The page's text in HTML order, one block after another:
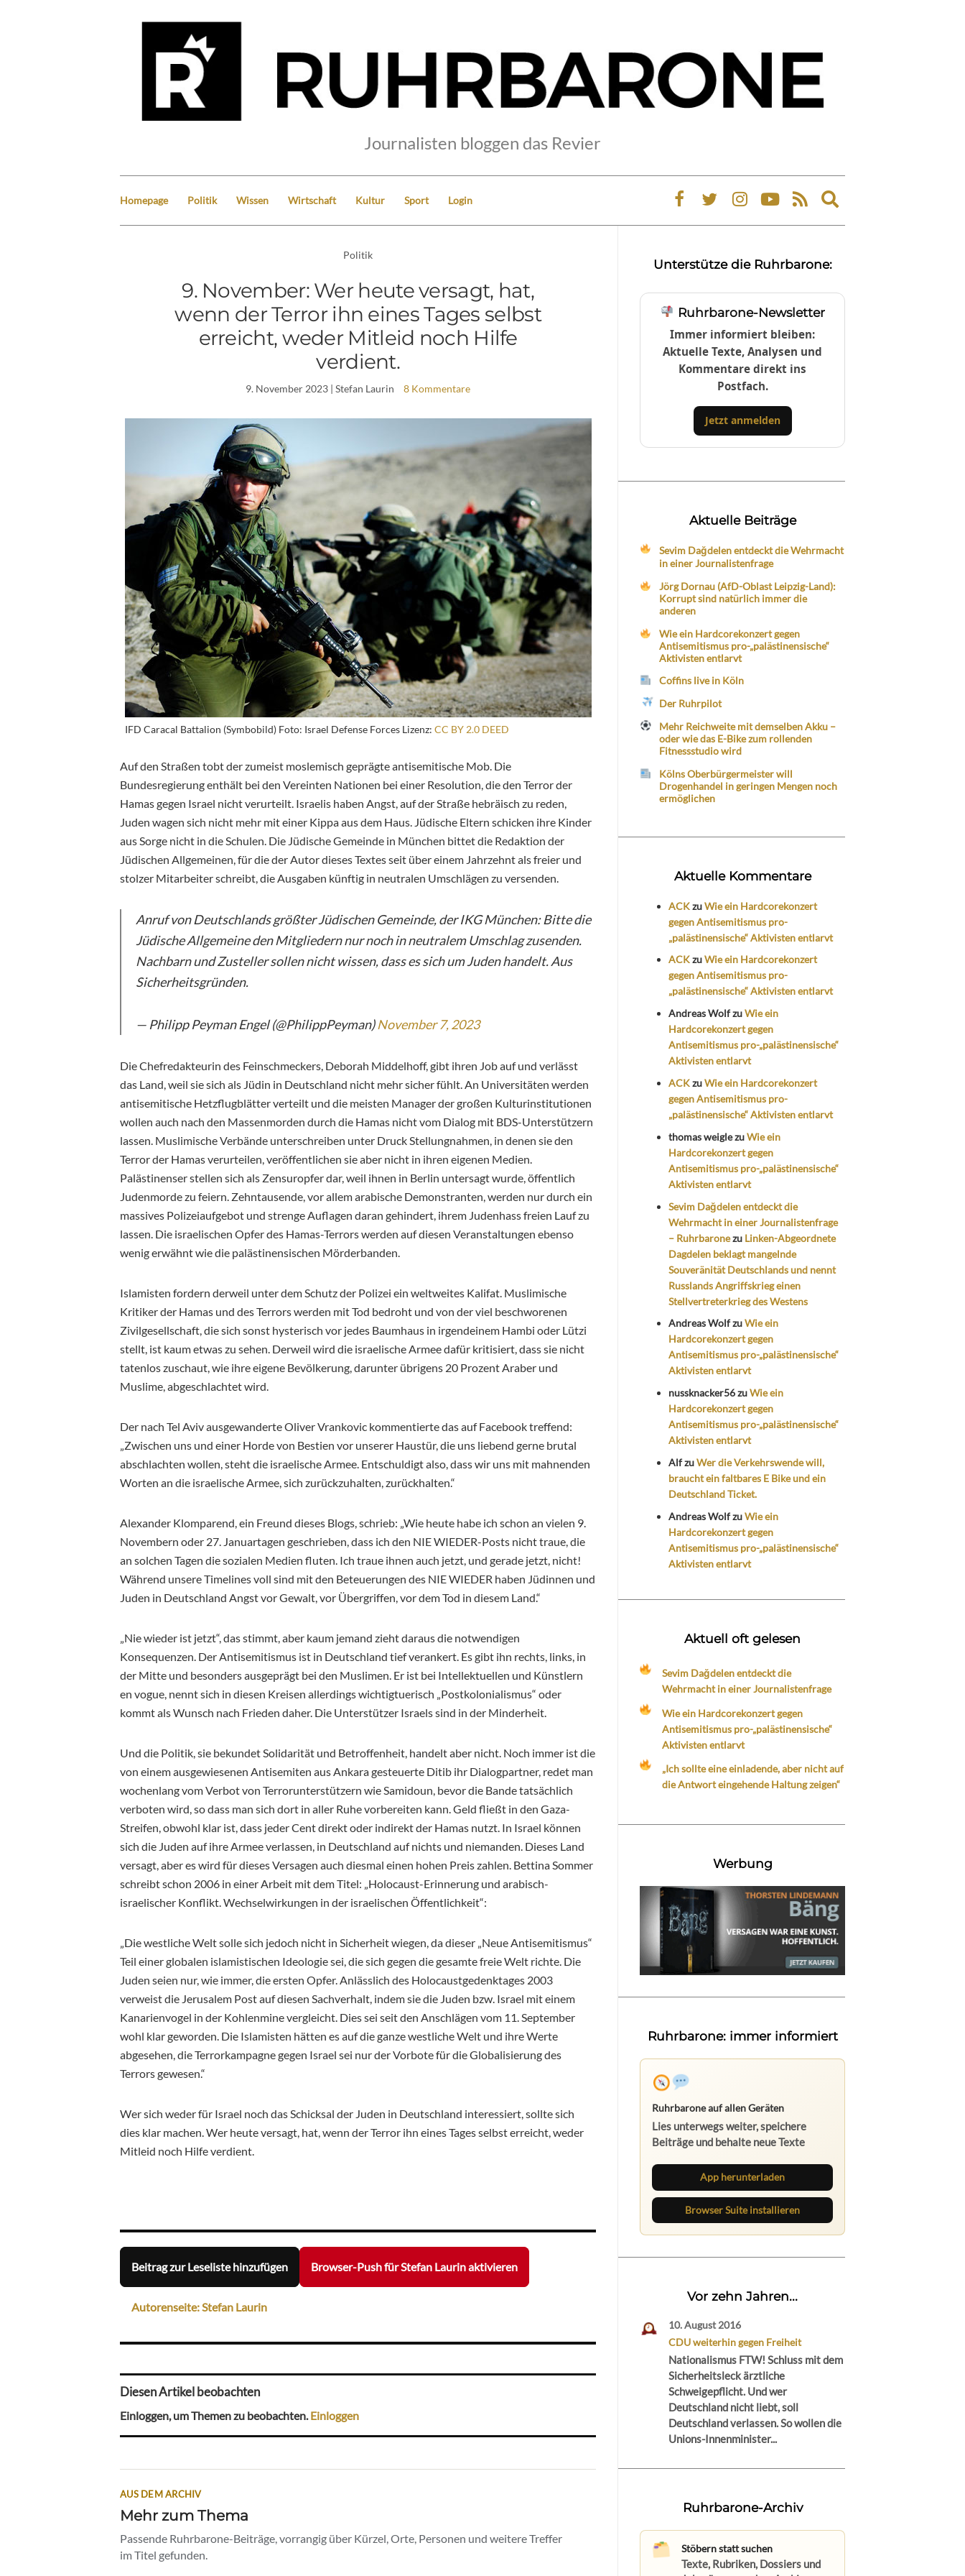
Journalisten bloggen das Revier
Homepage Politik Wissen Wirtschaft Kultur Sport Login
Expand
search
Politik
9. November: Wer heute versagt, hat,
wenn der Terror ihn eines Tages selbst
erreicht, weder Mitleid noch Hilfe
verdient.
9. November 2023 | Stefan Laurin 8 Kommentare
IFD Caracal Battalion (Symbobild) Foto: Israel Defense Forces Lizenz: CC BY 2.0 DEED
Auf den Straßen tobt der zumeist moslemisch geprägte antisemitische Mob. Die
Bundesregierung enthält bei den Vereinten Nationen bei einer Resolution, die den Terror der
Hamas gegen Israel nicht verurteilt. Israelis haben Angst, auf der Straße hebräisch zu reden,
Juden wagen sich nicht mehr mit einer Kippa aus dem Haus. Jüdische Eltern schicken ihre Kinder
aus Sorge nicht in die Schulen. Die Jüdische Gemeinde in München bittet die Redaktion der
Jüdischen Allgemeinen, für die der Autor dieses Textes seit über einem Jahrzehnt als freier und
stolzer Mitarbeiter schreibt, die Ausgaben künftig in neutralen Umschlägen zu versenden.
Anruf von Deutschlands größter Jüdischen Gemeinde, der IKG München: Bitte die
Jüdische Allgemeine den Mitgliedern nur noch in neutralem Umschlag zusenden.
Nachbarn und Zusteller sollen nicht wissen, dass es sich um Juden handelt. Aus
Sicherheitsgründen.
— Philipp Peyman Engel (@PhilippPeyman)November 7, 2023
Die Chefredakteurin des Feinschmeckers, Deborah Middelhoff, gibt ihren Job auf und verlässt
das Land, weil sie sich als Jüdin in Deutschland nicht mehr sicher fühlt. An Universitäten werden
antisemitische Hetzflugblätter verteilt und die meisten Manager der großen Kulturinstitutionen
wollen auch nach den Massenmorden durch die Hamas nicht vom Dialog mit BDS-Unterstützern
lassen. Muslimische Verbände unterschreiben unter Druck Stellungnahmen, in denen sie den
Terror der Hamas verurteilen, veröffentlichen sie aber nicht in ihren eigenen Medien.
Palästinenser stellen sich als Zensuropfer dar, weil ihnen in Berlin untersagt wurde, öffentlich
Judenmorde zu feiern. Zehntausende, vor allem arabische Demonstranten, werden nur durch ein
massives Polizeiaufgebot und strenge Auflagen daran gehindert, ihrem Judenhass freien Lauf zu
lassen. Die israelischen Opfer des Hamas-Terrors werden auf diesen Veranstaltungen ebenso
wenig erwähnt wie die palästinensischen Mörderbanden.
Islamisten fordern derweil unter dem Schutz der Polizei ein weltweites Kalifat. Muslimische
Kritiker der Hamas und des Terrors werden mit Tod bedroht und von der viel beschworenen
Zivilgesellschaft, die sich sonst hysterisch vor jedes Baumhaus in irgendeinem Hambi oder Lützi
stellt, ist kaum etwas zu sehen. Derweil wird die israelische Armee dafür kritisiert, dass sie nicht
tatenlos zuschaut, wie ihre eigene Bevölkerung, darunter übrigens 20 Prozent Araber und
Muslime, abgeschlachtet wird.
Der nach Tel Aviv ausgewanderte Oliver Vrankovic kommentierte das auf Facebook treffend:
„Zwischen uns und einer Horde von Bestien vor unserer Haustür, die uns liebend gerne brutal
abschlachten wollen, steht die israelische Armee. Entschuldigt also, dass wir uns mit mahnenden
Worten an die israelische Armee, sich zurückzuhalten, zurückhalten.“
Alexander Klomparend, ein Freund dieses Blogs, schrieb: „Wie heute habe ich schon an vielen 9.
Novembern oder 27. Januartagen geschrieben, dass ich den NIE WIEDER-Posts nicht traue, die
an solchen Tagen die sozialen Medien fluten. Ich traue ihnen auch jetzt, und gerade jetzt, nicht!
Während unsere Timelines voll sind mit den Beteuerungen des NIE WIEDER haben Jüdinnen und
Juden in Deutschland Angst vor Gewalt, vor Übergriffen, vor dem Tod in diesem Land.“
„Nie wieder ist jetzt“, das stimmt, aber kaum jemand zieht daraus die notwendigen
Konsequenzen. Der Antisemitismus ist in Deutschland tief verankert. Es gibt ihn rechts, links, in
der Mitte und besonders ausgeprägt bei den Muslimen. Er ist bei Intellektuellen und Künstlern
en vogue, nennt sich in diesen Kreisen allerdings wichtigtuerisch „Postkolonialismus“ oder
kommt als Wunsch nach Frieden daher. Die Unterstützer Israels sind in der Minderheit.
Und die Politik, sie bekundet Solidarität und Betroffenheit, handelt aber nicht. Noch immer ist die
von einem ausgewiesenen Antisemiten aus Ankara gesteuerte Ditib ihr Dialogpartner, redet man
wochenlang vom Verbot von Terrorunterstützern wie Samidoun, bevor die Bande tatsächlich
verboten wird, so dass man sich dort in aller Ruhe vorbereiten kann. Geld fließt in den Gaza-
Streifen, obwohl klar ist, dass jeder Cent direkt oder indirekt der Hamas nutzt. In Israel können
sich die Juden auf ihre Armee verlassen, in Deutschland auf nichts und niemanden. Dieses Land
versagt, aber es wird für dieses Versagen auch diesmal einen hohen Preis zahlen. Bettina Sommer
schreibt schon 2006 in einer Arbeit mit dem Titel: „Holocaust-Erinnerung und arabisch-
israelischer Konflikt. Wechselwirkungen in der israelischen Öffentlichkeit“:
„Die westliche Welt solle sich jedoch nicht in Sicherheit wiegen, da dieser „Neue Antisemitismus“
Teil einer globalen islamistischen Ideologie sei, die sich gegen die gesamte freie Welt richte. Die
Juden seien nur, wie immer, die ersten Opfer. Anlässlich des Holocaustgedenktages 2003
verweist die Jerusalem Post auf diesen Sachverhalt, indem sie die Juden bzw. Israel mit einem
Kanarienvogel in der Kohlenmine vergleicht. Dies sei seit den Anschlägen vom 11. September
wohl klar geworden. Die Islamisten hätten es auf die ganze westliche Welt und ihre Werte
abgesehen, die Terrorkampagne gegen Israel sei nur der Vorbote für die Globalisierung des
Terrors gewesen.“
Wer sich weder für Israel noch das Schicksal der Juden in Deutschland interessiert, sollte sich
dies klar machen. Wer heute versagt, hat, wenn der Terror ihn eines Tages selbst erreicht, weder
Mitleid noch Hilfe verdient.
Beitrag zur Leseliste hinzufügen Browser-Push für Stefan Laurin aktivieren
Autorenseite: Stefan Laurin
Diesen Artikel beobachten
Einloggen, um Themen zu beobachten.Einloggen
AUS DEM ARCHIV
Mehr zum Thema
Passende Ruhrbarone-Beiträge, vorrangig über Kürzel, Orte, Personen und weitere Treffer
im Titel gefunden.
Unterstütze die Ruhrbarone:
Ruhrbarone-Newsletter
Immer informiert bleiben:
Aktuelle Texte, Analysen und
Kommentare direkt ins
Postfach.
Jetzt anmelden
Aktuelle Beiträge
Sevim Dağdelen entdeckt die Wehrmacht
in einer Journalistenfrage
Jörg Dornau (AfD-Oblast Leipzig-Land):
Korrupt sind natürlich immer die
anderen
Wie ein Hardcorekonzert gegen
Antisemitismus pro-„palästinensische“
Aktivisten entlarvt
Coffins live in Köln
Der Ruhrpilot
Mehr Reichweite mit demselben Akku –
oder wie das E-Bike zum rollenden
Fitnessstudio wird
Kölns Oberbürgermeister will
Drogenhandel in geringen Mengen noch
ermöglichen
Aktuelle Kommentare
ACKzuWie ein Hardcorekonzert
gegen Antisemitismus pro-
„palästinensische“ Aktivisten entlarvt
ACKzuWie ein Hardcorekonzert
gegen Antisemitismus pro-
„palästinensische“ Aktivisten entlarvt
Andreas WolfzuWie ein
Hardcorekonzert gegen
Antisemitismus pro-„palästinensische“
Aktivisten entlarvt
ACKzuWie ein Hardcorekonzert
gegen Antisemitismus pro-
„palästinensische“ Aktivisten entlarvt
thomas weiglezuWie ein
Hardcorekonzert gegen
Antisemitismus pro-„palästinensische“
Aktivisten entlarvt
Sevim Dağdelen entdeckt die
Wehrmacht in einer Journalistenfrage
– Ruhrbaronezu Linken-Abgeordnete
Dagdelen beklagt mangelnde
Souveränität Deutschlands und nennt
Russlands Angriffskrieg einen
Stellvertreterkrieg des Westens
Andreas WolfzuWie ein
Hardcorekonzert gegen
Antisemitismus pro-„palästinensische“
Aktivisten entlarvt
nussknacker56zuWie ein
Hardcorekonzert gegen
Antisemitismus pro-„palästinensische“
Aktivisten entlarvt
AlfzuWer die Verkehrswende will,
braucht ein faltbares E Bike und ein
Deutschland Ticket.
Andreas WolfzuWie ein
Hardcorekonzert gegen
Antisemitismus pro-„palästinensische“
Aktivisten entlarvt
Aktuell oft gelesen
Sevim Dağdelen entdeckt die
Wehrmacht in einer Journalistenfrage
Wie ein Hardcorekonzert gegen
Antisemitismus pro-„palästinensische“
Aktivisten entlarvt
„Ich sollte eine einladende, aber nicht auf
die Antwort eingehende Haltung zeigen“
Werbung
Ruhrbarone: immer informiert
Ruhrbarone auf allen Geräten
Lies unterwegs weiter, speichere
Beiträge und behalte neue Texte
App herunterladen
Browser Suite installieren
Vor zehn Jahren...
10. August 2016
CDU weiterhin gegen Freiheit
Nationalismus FTW! Schluss mit dem
Sicherheitsleck ärztliche
Schweigepflicht. Und wer
Deutschland nicht liebt, soll
Deutschland verlassen. So wollen die
Unions-Innenminister...
Ruhrbarone-Archiv
Stöbern statt suchen
Texte, Rubriken, Dossiers und